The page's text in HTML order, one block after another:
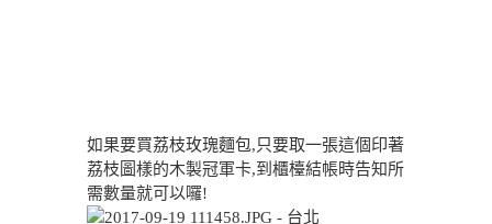
如果要買荔枝玫瑰麵包,只要取一張這個印著
荔枝圖樣的木製冠軍卡,到櫃檯結帳時告知所
需數量就可以囉!